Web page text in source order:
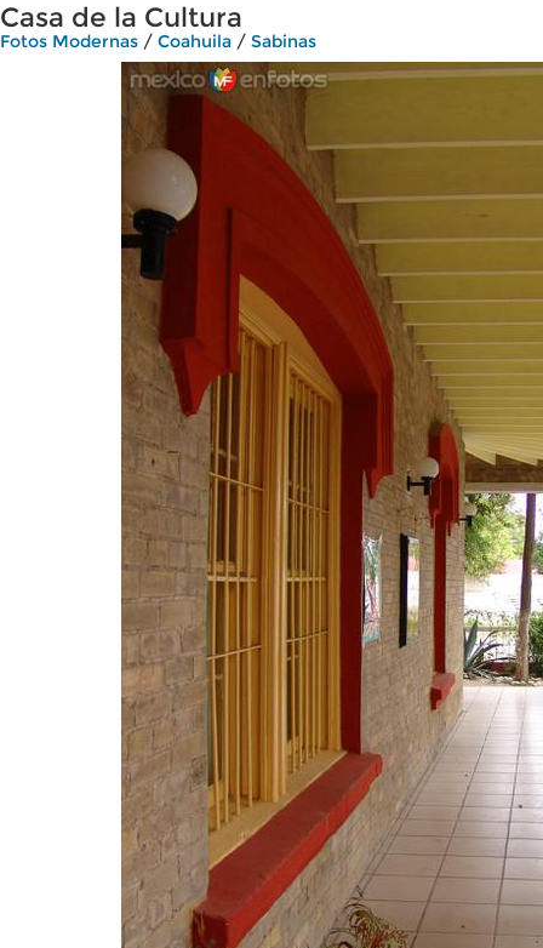
Casa de la Cultura
Fotos Modernas / Coahuila / Sabinas